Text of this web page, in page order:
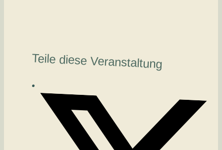
Teile diese Veranstaltung